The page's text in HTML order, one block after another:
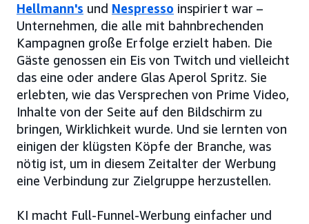
Hellmann's und Nespresso inspiriert war –
Unternehmen, die alle mit bahnbrechenden
Kampagnen große Erfolge erzielt haben. Die
Gäste genossen ein Eis von Twitch und vielleicht
das eine oder andere Glas Aperol Spritz. Sie
erlebten, wie das Versprechen von Prime Video,
Inhalte von der Seite auf den Bildschirm zu
bringen, Wirklichkeit wurde. Und sie lernten von
einigen der klügsten Köpfe der Branche, was
nötig ist, um in diesem Zeitalter der Werbung
eine Verbindung zur Zielgruppe herzustellen.
KI macht Full-Funnel-Werbung einfacher und